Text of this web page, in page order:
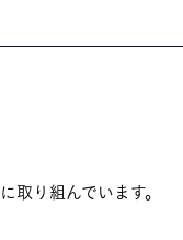
取り組んでいます。